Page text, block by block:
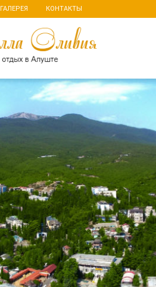
ГАЛЕРЕЯ КОНТАКТЫ